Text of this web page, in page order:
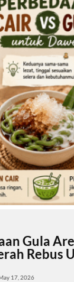
Gula
Rebus
17, 2026